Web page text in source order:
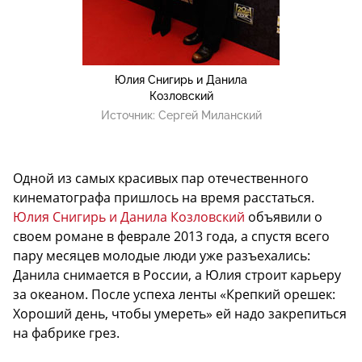
Юлия Снигирь и Данила
Козловский
Источник: Сергей Миланский
Одной из самых красивых пар отечественного
кинематографа пришлось на время расстаться.
Юлия Снигирь и Данила Козловский объявили о
своем романе в феврале 2013 года, а спустя всего
пару месяцев молодые люди уже разъехались:
Данила снимается в России, а Юлия строит карьеру
за океаном. После успеха ленты «Крепкий орешек:
Хороший день, чтобы умереть» ей надо закрепиться
на фабрике грез.